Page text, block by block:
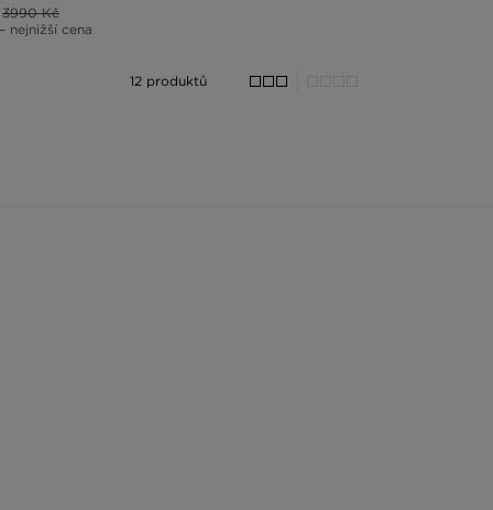
3990 Kč
– nejnižší cena
12 produktů